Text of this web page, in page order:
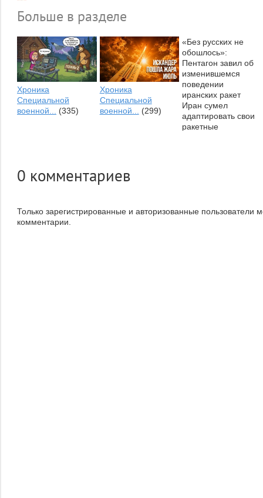
Больше в разделе
Хроника
Специальной
военной...
(335)
Хроника
Специальной
военной...
(299)
«Без русских не
обошлось»:
Пентагон завил об
изменившемся
поведении
иранских ракет⁠
Иран сумел
адаптировать свои
ракетные
0 комментариев
Только зарегистрированные и авторизованные пользователи
комментарии.